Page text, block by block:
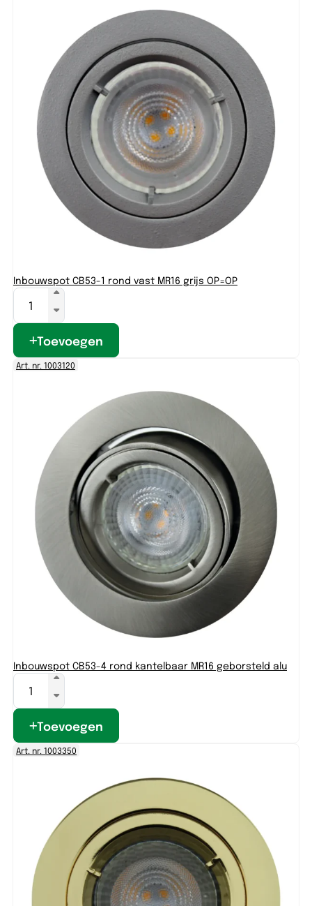
Inbouwspot CB53-1 rond vast MR16 grijs OP=OP
Toevoegen
Art. nr. 1003120
Inbouwspot CB53-4 rond kantelbaar MR16 geborsteld alu
Toevoegen
Art. nr. 1003350